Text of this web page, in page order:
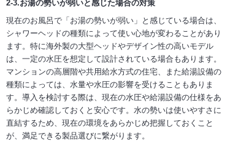
2-3.お湯の勢いが弱いと感じた場合の対策
現在のお風呂で「お湯の勢いが弱い」と感じている場合は、
シャワーヘッドの種類によって使い心地が変わることがあり
ます。特に海外製の大型ヘッドやデザイン性の高いモデル
は、一定の水圧を想定して設計されている場合もあります。
マンションの高層階や共用給水方式の住宅、また給湯設備の
種類によっては、水量や水圧の影響を受けることもありま
す。導入を検討する際は、現在の水圧や給湯設備の仕様をあ
らかじめ確認しておくと安心です。水の勢いは使いやすさに
直結するため、現在の環境をあらかじめ把握しておくこと
が、満足できる製品選びに繋がります。